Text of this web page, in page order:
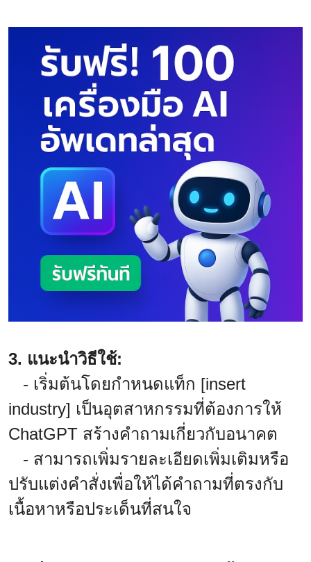
3. แนะนำวิธีใช้:
- เริ่มต้นโดยกำหนดแท็ก [insert
industry] เป็นอุตสาหกรรมที่ต้องการให้
ChatGPT สร้างคำถามเกี่ยวกับอนาคต
- สามารถเพิ่มรายละเอียดเพิ่มเติมหรือ
ปรับแต่งคำสั่งเพื่อให้ได้คำถามที่ตรงกับ
เนื้อหาหรือประเด็นที่สนใจ